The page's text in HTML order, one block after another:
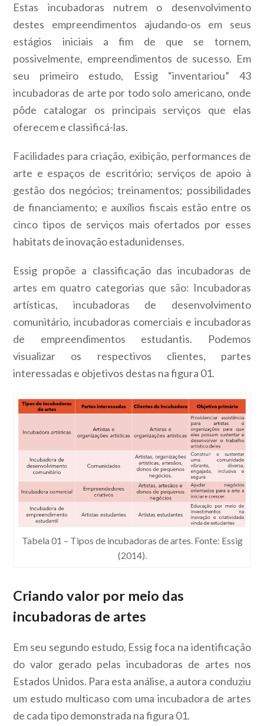
Estas incubadoras nutrem o desenvolvimento
destes empreendimentos ajudando-os em seus
estágios iniciais a fim de que se tornem,
possivelmente, empreendimentos de sucesso. Em
seu primeiro estudo, Essig “inventariou” 43
incubadoras de arte por todo solo americano, onde
pôde catalogar os principais serviços que elas
oferecem e classificá-las.
Facilidades para criação, exibição, performances de
arte e espaços de escritório; serviços de apoio à
gestão dos negócios; treinamentos; possibilidades
de financiamento; e auxílios fiscais estão entre os
cinco tipos de serviços mais ofertados por esses
habitats de inovação estadunidenses.
Essig propõe a classificação das incubadoras de
artes em quatro categorias que são: Incubadoras
artísticas, incubadoras de desenvolvimento
comunitário, incubadoras comerciais e incubadoras
de empreendimentos estudantis. Podemos
visualizar os respectivos clientes, partes
interessadas e objetivos destas na figura 01.
Tabela 01 – Tipos de incubadoras de artes. Fonte: Essig
(2014).
Criando valor por meio das
incubadoras de artes
Em seu segundo estudo, Essig foca na identificação
do valor gerado pelas incubadoras de artes nos
Estados Unidos. Para esta análise, a autora conduziu
um estudo multicaso com uma incubadora de artes
de cada tipo demonstrada na figura 01.